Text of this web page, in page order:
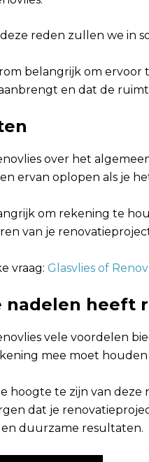
reden zullen we in
belangrijk om
en dat de
over het
ervan oplopen als je
om rekening te
van je
vraag: Glasvlies of
nadelen heeft
vele voordelen
mee moet
hoogte te zijn van
dat je
duurzame resultaten.